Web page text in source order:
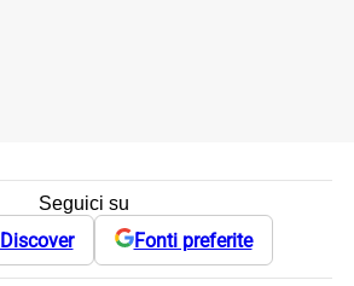
Seguici su
Discover Fonti preferite